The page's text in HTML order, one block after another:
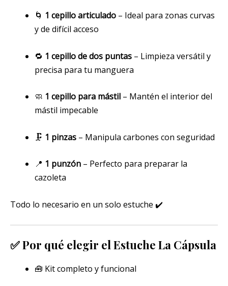
🌀 1 cepillo articulado – Ideal para zonas curvas
y de difícil acceso
🔁 1 cepillo de dos puntas – Limpieza versátil y
precisa para tu manguera
🧼 1 cepillo para mástil – Mantén el interior del
mástil impecable
🗜️ 1 pinzas – Manipula carbones con seguridad
📍 1 punzón – Perfecto para preparar la
cazoleta
Todo lo necesario en un solo estuche ✔️
✅Por qué elegir el Estuche La Cápsula
🧰 Kit completo y funcional